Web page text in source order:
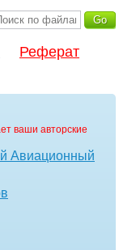
Реферат
ваши авторские
Авиационный